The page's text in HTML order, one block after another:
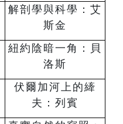
解剖學與科學：艾
斯⾦
紐約陰暗⼀⾓：⾙
洛斯
伏爾加河上的縴
夫：列賓